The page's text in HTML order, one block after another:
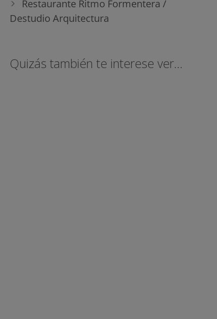
Restaurante Ritmo Formentera /
Destudio Arquitectura
Quizás también te interese ver...